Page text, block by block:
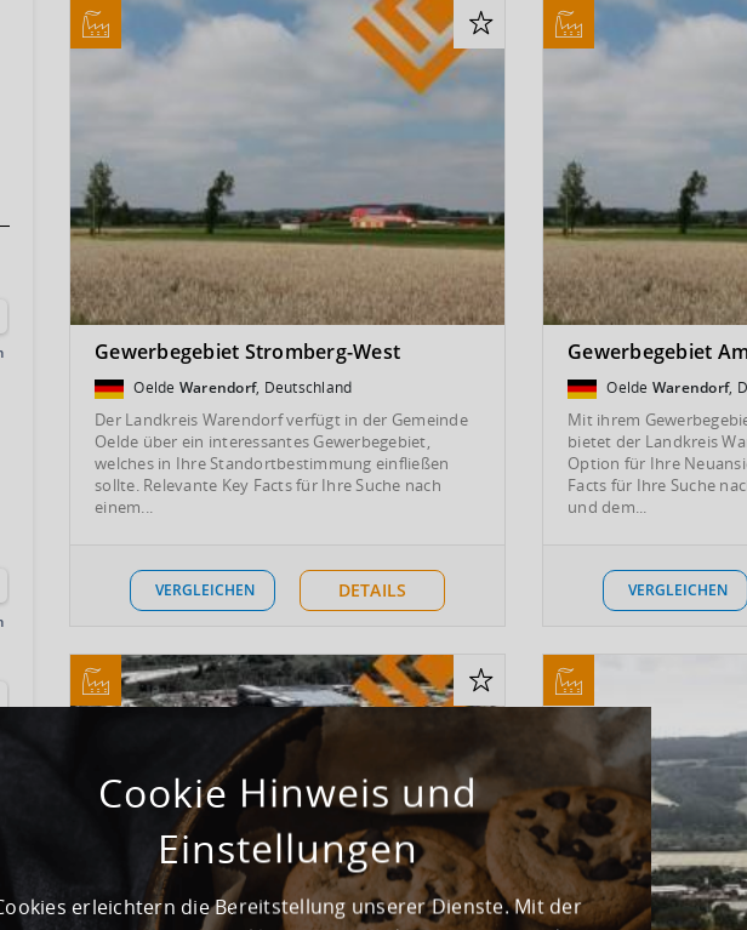
Gewerbegebiet Stromberg-West
Oelde Warendorf, Deutschland
Der Landkreis Warendorf verfügt in der Gemeinde
Oelde über ein interessantes Gewerbegebiet,
welches in Ihre Standortbestimmung einfließen
sollte. Relevante Key Facts für Ihre Suche nach
einem...
VERGLEICHEN DETAILS
Gewerbegebiet
Oelde Warendorf,
Mit ihrem
bietet der Landkreis
Option für Ihre
Facts für Ihre Suche
und dem...
VERGLEICHEN
Cookie Hinweis und
Einstellungen
erleichtern die Bereitstellung unserer Dienste. Mit der